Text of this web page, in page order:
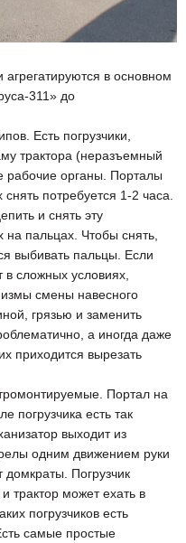
в основном
311» до
Есть погрузчики,
трактора (неразъемный
органы. Порталы
потребуется 1-2 часа.
и снять эту
на пальцах. Чтобы снять,
выбивать пальцы. Если
в сложных условиях,
смены навесного
грязью и заменить
а иногда даже
приходится вырезать
Портал на
погрузчика есть так
выходит из
одним движением руки
домкраты. Погрузчик
трактор может ехать в
погрузчиков есть
самые простые